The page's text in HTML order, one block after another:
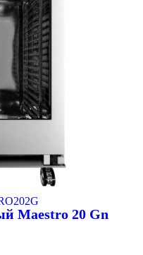
Maestro 20 Gn